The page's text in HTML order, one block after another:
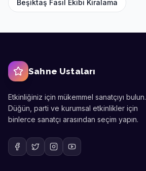
Beşiktaş Fasıl Ekibi Kiralama
Sahne Ustaları
Etkinliğiniz için mükemmel sanatçıyı bulun.
Düğün, parti ve kurumsal etkinlikler için
binlerce sanatçı arasından seçim yapın.